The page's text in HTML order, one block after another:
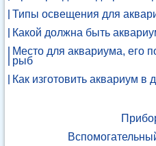
Типы освещения для
Какой должна быть
Место для аквариума, его
рыб
Как изготовить аквариум